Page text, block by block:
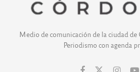
Medio de comunicación de la ciudad de
Periodismo con agenda